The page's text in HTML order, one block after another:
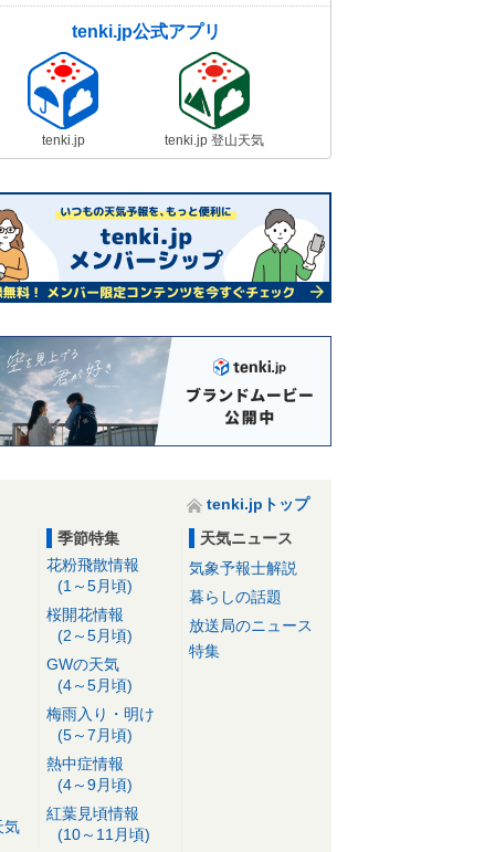
tenki.jp公式アプリ
tenki.jp tenki.jp 登山天気
tenki.jpトップ
気
季節特集
花粉飛散情報
(1～5月頃)
桜開花情報
(2～5月頃)
GWの天気
(4～5月頃)
梅雨入り・明け
(5～7月頃)
熱中症情報
(4～9月頃)
紅葉見頃情報
(10～11月頃)
天気ニュース
気象予報士解説
暮らしの話題
放送局のニュース
特集